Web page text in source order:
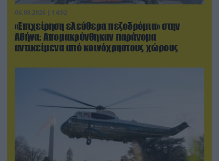
06.08.2026 | 14:02
«Επιχείρηση ελεύθερα πεζοδρόμια» στην
Αθήνα: Απομακρύνθηκαν παράνομα
αντικείμενα από κοινόχρηστους χώρους